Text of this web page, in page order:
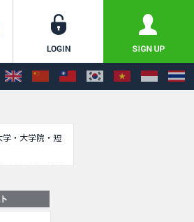
学・大学院・短
（2027年4月開